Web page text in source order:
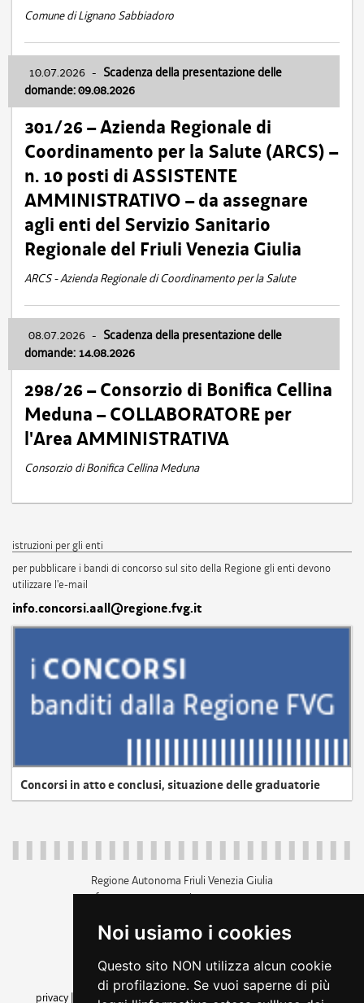
Noi usiamo i cookies
Questo sito NON utilizza alcun cookie
di profilazione. Se vuoi saperne di più
Comune di Lignano Sabbiadoro
10.07.2026 - Scadenza della presentazione delle
domande: 09.08.2026
301/26 – Azienda Regionale di
Coordinamento per la Salute (ARCS) –
n. 10 posti di ASSISTENTE
AMMINISTRATIVO – da assegnare
agli enti del Servizio Sanitario
Regionale del Friuli Venezia Giulia
ARCS - Azienda Regionale di Coordinamento per la Salute
08.07.2026 - Scadenza della presentazione delle
domande: 14.08.2026
298/26 – Consorzio di Bonifica Cellina
Meduna – COLLABORATORE per
l'Area AMMINISTRATIVA
Consorzio di Bonifica Cellina Meduna
istruzioni per gli enti
per pubblicare i bandi di concorso sul sito della Regione gli enti devono
utilizzare l'e-mail
info.concorsi.aall@regione.fvg.it
Concorsi in atto e conclusi, situazione delle graduatorie
Regione Autonoma Friuli Venezia Giulia
c.f. 80014930327; p.iva 00526040324
+39 040 3771111
amministrazione trasparente
privacy
cookie |note legali accessibilità dichiarazione di